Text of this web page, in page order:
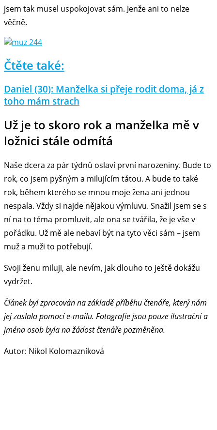
jsem tak musel uspokojovat sám. Jenže ani to nelze
věčně.
Čtěte také:
Daniel (30): Manželka si přeje rodit doma, já z
toho mám strach
Už je to skoro rok a manželka mě v
ložnici stále odmítá
Naše dcera za pár týdnů oslaví první narozeniny. Bude to
rok, co jsem pyšným a milujícím tátou. A bude to také
rok, během kterého se mnou moje žena ani jednou
nespala. Vždy si najde nějakou výmluvu. Snažil jsem se s
ní na to téma promluvit, ale ona se tvářila, že je vše v
pořádku. Už mě ale nebaví být na tyto věci sám – jsem
muž a muži to potřebují.
Svoji ženu miluji, ale nevím, jak dlouho to ještě dokážu
vydržet.
Článek byl zpracován na základě příběhu čtenáře, který nám
jej zaslala pomocí e-mailu. Fotografie jsou pouze ilustrační a
jména osob byla na žádost čtenáře pozměněna.
Autor: Nikol Kolomazníková